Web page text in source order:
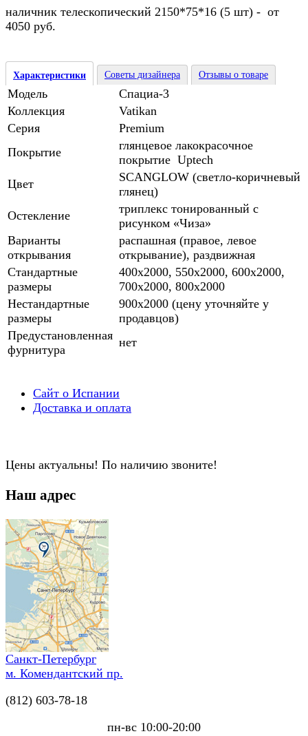
наличник телескопический 2150*75*16 (5 шт) - от
4050 руб.
Характеристики Советы дизайнера Отзывы о товаре
Модель
Спациа-3
Коллекция
Vatikan
Серия
Premium
Покрытие
глянцевое лакокрасочное
покрытие Uptech
Цвет
SCANGLOW (светло-коричневый
глянец)
Остекление
триплекс тонированный с
рисунком «Чиза»
Варианты
открывания
распашная (правое, левое
открывание), раздвижная
Стандартные
размеры
400х2000, 550х2000, 600х2000,
700х2000, 800х2000
Нестандартные
размеры
900х2000 (цену уточняйте у
продавцов)
Предустановленная
фурнитура
нет
Сайт о Испании
Доставка и оплата
Цены актуальны! По наличию звоните!
Наш адрес
Санкт-Петербург
м. Комендантский пр.
(812) 603-78-18
пн-вс 10:00-20:00